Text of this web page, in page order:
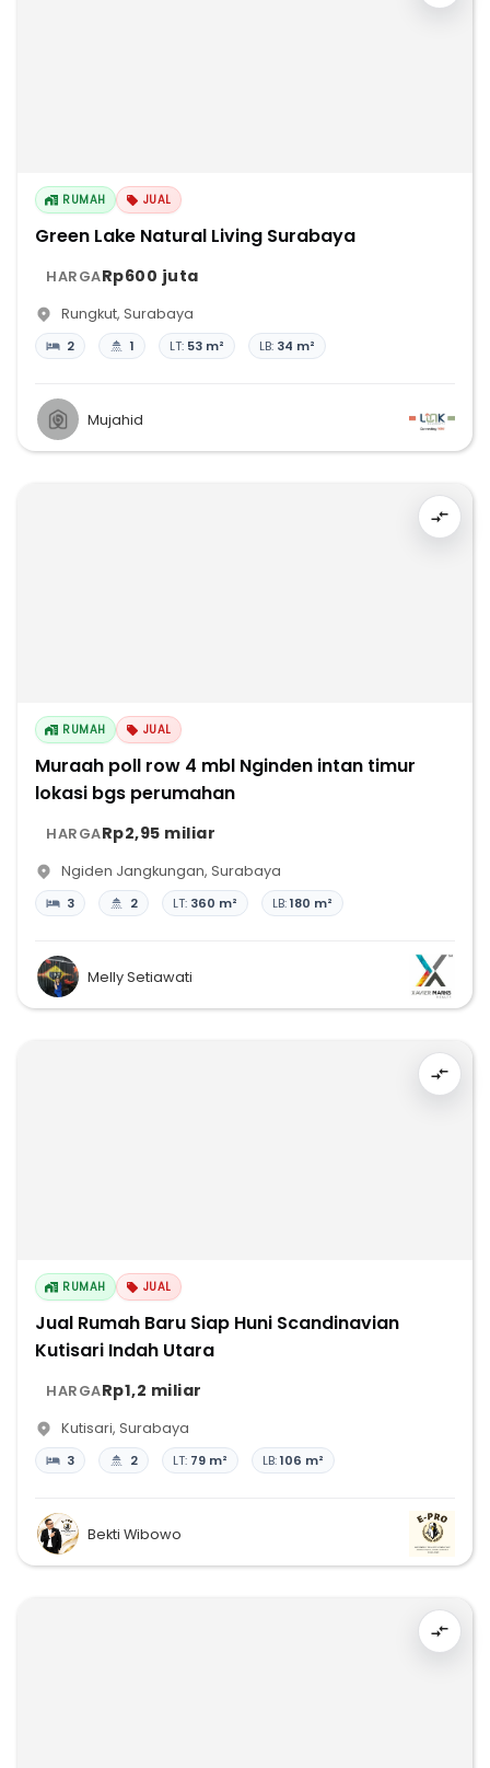
RUMAH JUAL
Green Lake Natural Living Surabaya
HARGARp600 juta
Rungkut, Surabaya
2 1 LT: 53 m² LB: 34 m²
Mujahid
RUMAH JUAL
Muraah poll row 4 mbl Nginden intan timur
lokasi bgs perumahan
HARGARp2,95 miliar
Ngiden Jangkungan, Surabaya
3 2 LT: 360 m² LB:180 m²
Melly Setiawati
RUMAH JUAL
Jual Rumah Baru Siap Huni Scandinavian
Kutisari Indah Utara
HARGARp1,2 miliar
Kutisari, Surabaya
3 2 LT: 79 m² LB:106 m²
Bekti Wibowo